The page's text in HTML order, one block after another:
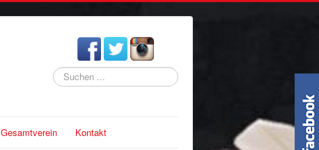
Suchen
...
Gesamtverein Kontakt